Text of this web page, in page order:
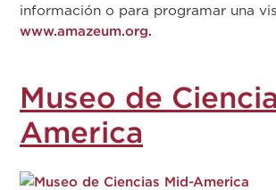
información o para programar una
www.amazeum.org.
Museo de
America